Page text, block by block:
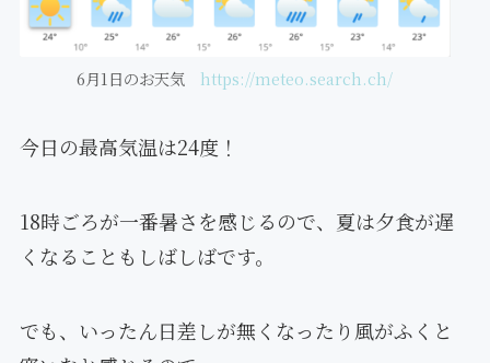
6月1日のお天気 https://meteo.search.ch/
今日の最高気温は24度！
18時ごろが一番暑さを感じるので、夏は夕食が遅
くなることもしばしばです。
でも、いったん日差しが無くなったり風がふくと